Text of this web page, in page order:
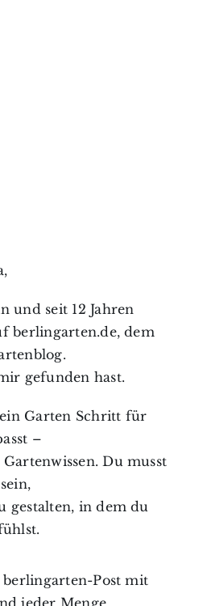
und seit 12 Jahren
berlingarten.de, dem
gefunden hast.
Garten Schritt für
–
Du musst
gestalten, in dem du
Post mit
jeder Menge